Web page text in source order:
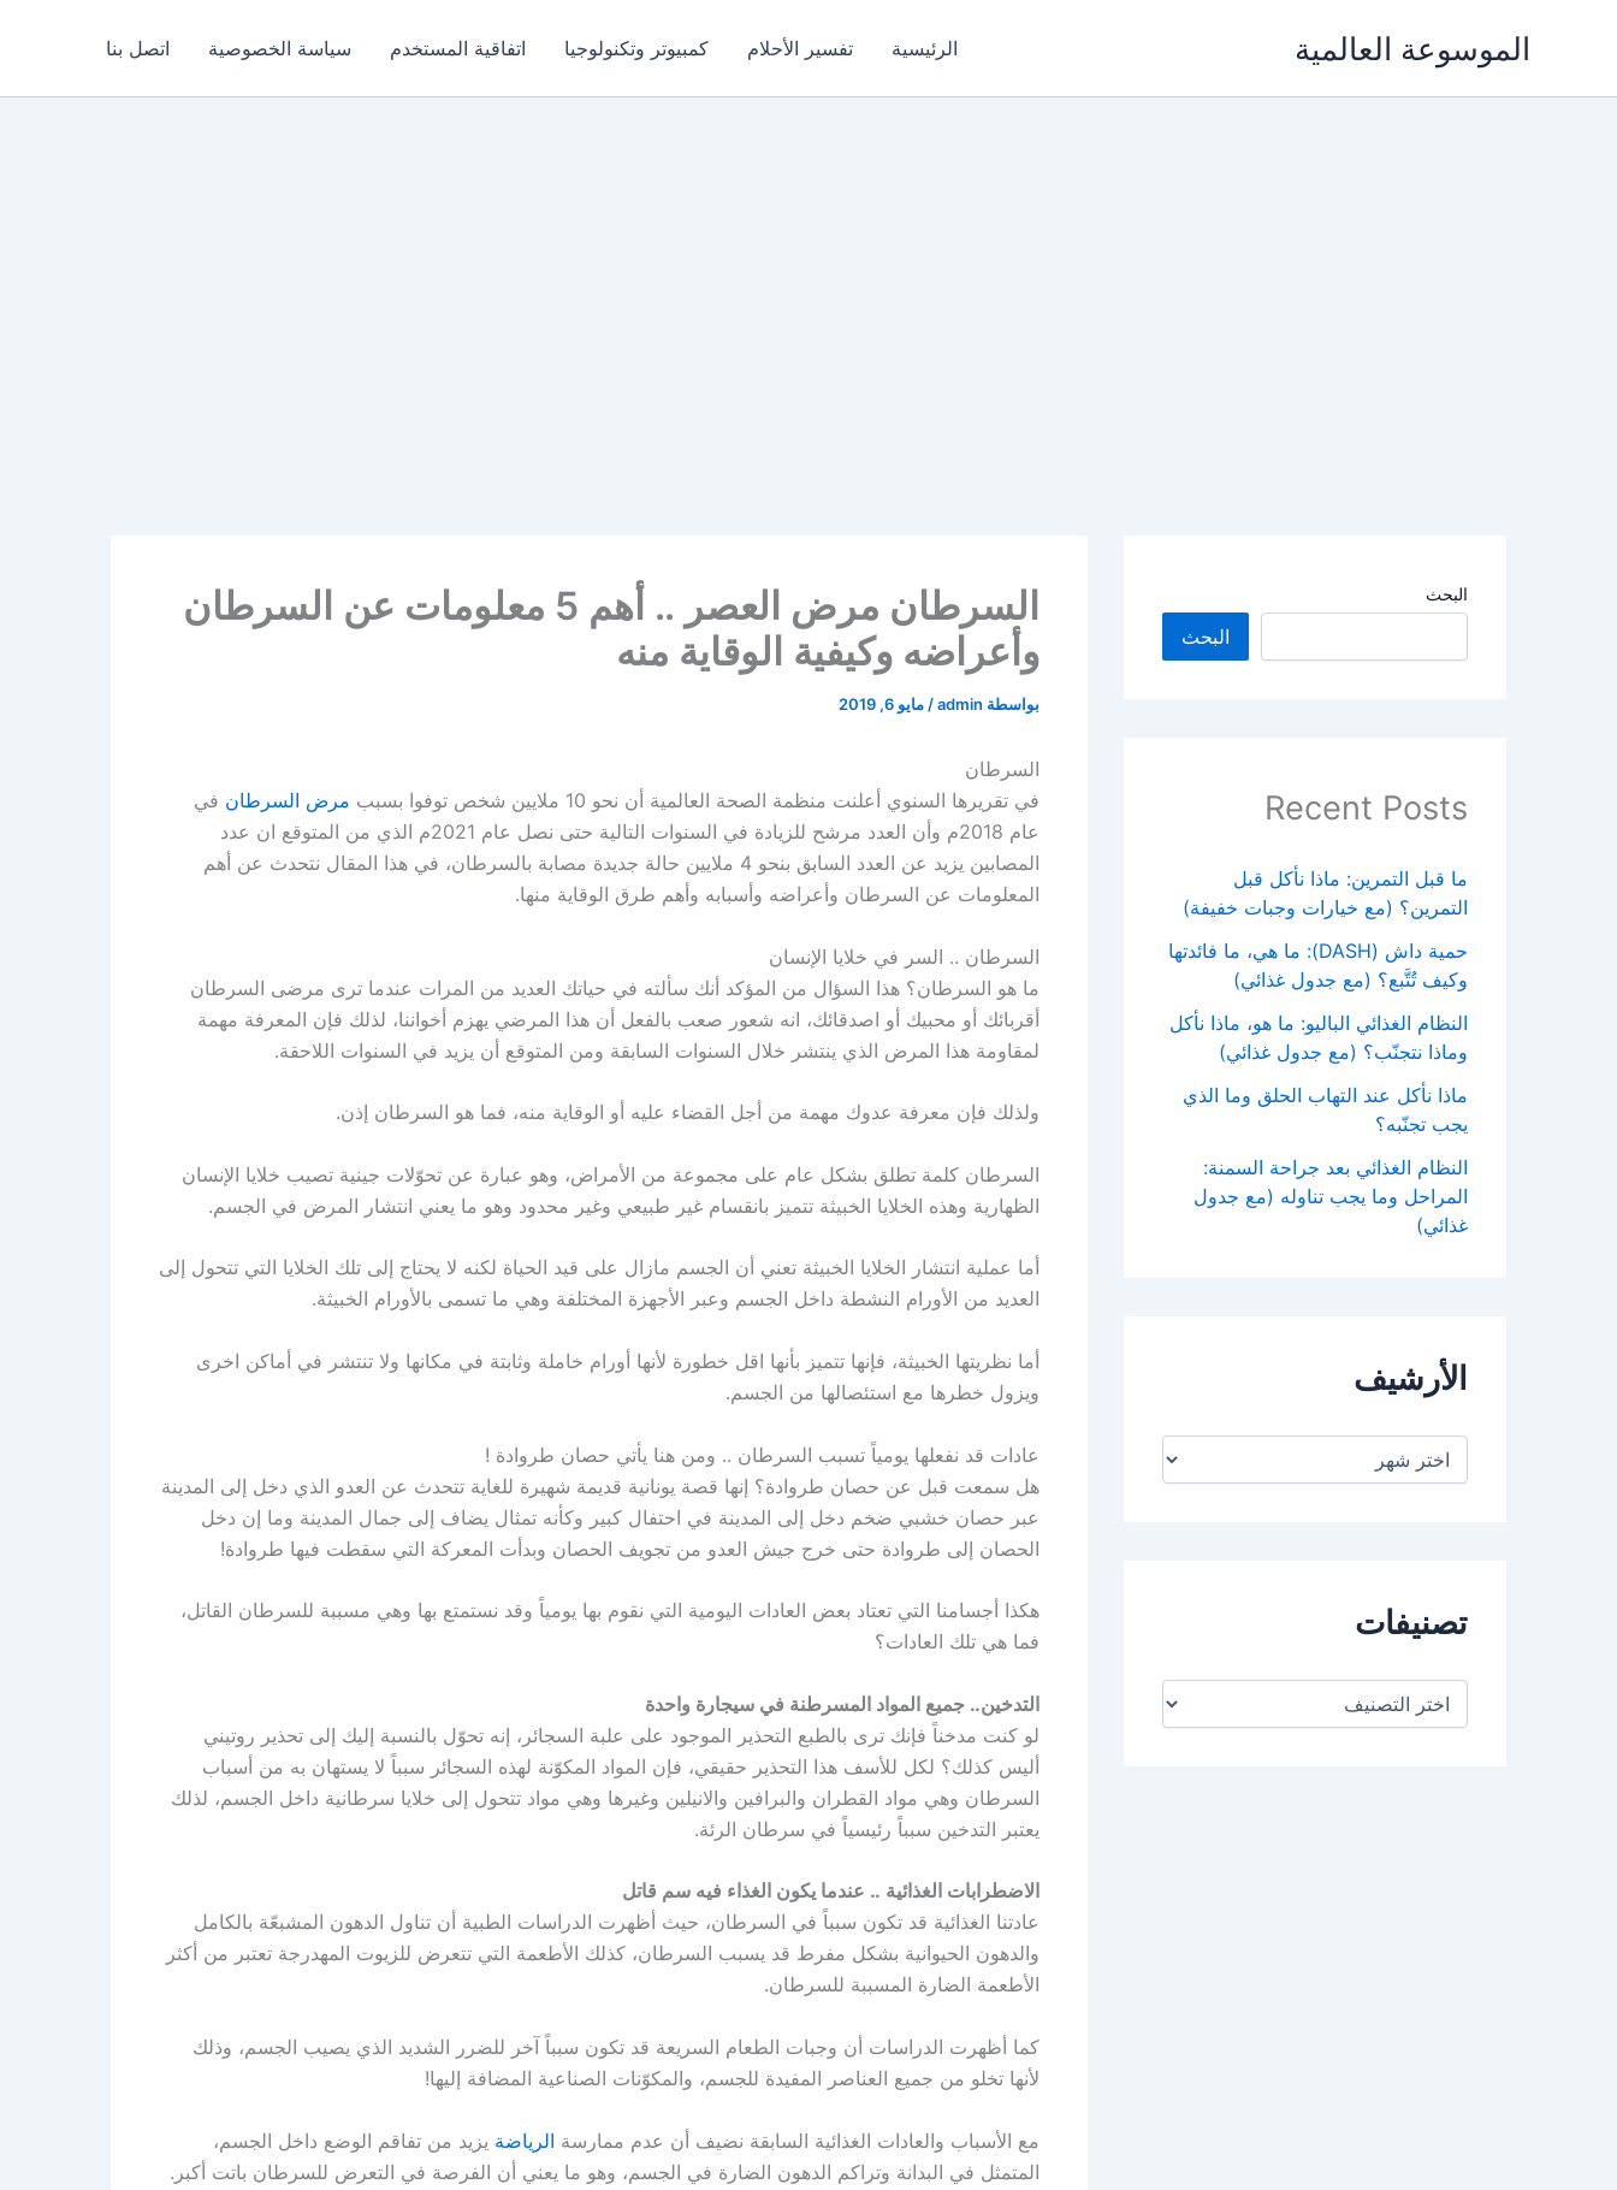
الموسوعة العالمية الرئيسية تفسير الأحلام كمبيوتر وتكنولوجيا اتفاقية المستخدم سياسة الخصوصية اتصل بنا
البحث
البحث
Recent Posts
ما قبل التمرين: ماذا نأكل قبل
التمرين؟ (مع خيارات وجبات خفيفة)
حمية داش (DASH): ما هي، ما فائدتها
وكيف تُتَّبع؟ (مع جدول غذائي)
النظام الغذائي الباليو: ما هو، ماذا نأكل
وماذا نتجنّب؟ (مع جدول غذائي)
ماذا نأكل عند التهاب الحلق وما الذي
يجب تجنّبه؟
النظام الغذائي بعد جراحة السمنة:
المراحل وما يجب تناوله (مع جدول
غذائي)
الأرشيف
تصنيفات
السرطان مرض العصر .. أهم 5 معلومات عن السرطان
وأعراضه وكيفية الوقاية منه
بواسطة admin
/ مايو 6, 2019
السرطان
في تقريرها السنوي أعلنت منظمة الصحة العالمية أن نحو 10 ملايين شخص توفوا بسبب
مرض السرطان في
عام 2018م وأن العدد مرشح للزيادة في السنوات التالية حتى نصل عام 2021م الذي من المتوقع ان عدد
المصابين يزيد عن العدد السابق بنحو 4 ملايين حالة جديدة مصابة بالسرطان، في هذا المقال نتحدث عن أهم
المعلومات عن السرطان وأعراضه وأسبابه وأهم طرق الوقاية منها.
السرطان .. السر في خلايا الإنسان
ما هو السرطان؟ هذا السؤال من المؤكد أنك سألته في حياتك العديد من المرات عندما ترى مرضى السرطان
أقربائك أو محبيك أو اصدقائك، انه شعور صعب بالفعل أن هذا المرضي يهزم أخواننا، لذلك فإن المعرفة مهمة
لمقاومة هذا المرض الذي ينتشر خلال السنوات السابقة ومن المتوقع أن يزيد في السنوات اللاحقة.
ولذلك فإن معرفة عدوك مهمة من أجل القضاء عليه أو الوقاية منه، فما هو السرطان إذن.
السرطان كلمة تطلق بشكل عام على مجموعة من الأمراض، وهو عبارة عن تحوّلات جينية تصيب خلايا الإنسان
الظهارية وهذه الخلايا الخبيثة تتميز بانقسام غير طبيعي وغير محدود وهو ما يعني انتشار المرض في الجسم.
أما عملية انتشار الخلايا الخبيثة تعني أن الجسم مازال على قيد الحياة لكنه لا يحتاج إلى تلك الخلايا التي تتحول إلى
العديد من الأورام النشطة داخل الجسم وعبر الأجهزة المختلفة وهي ما تسمى بالأورام الخبيثة.
أما نظريتها الخبيثة، فإنها تتميز بأنها اقل خطورة لأنها أورام خاملة وثابتة في مكانها ولا تنتشر في أماكن اخرى
ويزول خطرها مع استئصالها من الجسم.
عادات قد نفعلها يومياً تسبب السرطان .. ومن هنا يأتي حصان طروادة !
هل سمعت قبل عن حصان طروادة؟ إنها قصة يونانية قديمة شهيرة للغاية تتحدث عن العدو الذي دخل إلى المدينة
عبر حصان خشبي ضخم دخل إلى المدينة في احتفال كبير وكأنه تمثال يضاف إلى جمال المدينة وما إن دخل
الحصان إلى طروادة حتى خرج جيش العدو من تجويف الحصان وبدأت المعركة التي سقطت فيها طروادة!
هكذا أجسامنا التي تعتاد بعض العادات اليومية التي نقوم بها يومياً وقد نستمتع بها وهي مسببة للسرطان القاتل،
فما هي تلك العادات؟
التدخين.. جميع المواد المسرطنة في سيجارة واحدة
لو كنت مدخناً فإنك ترى بالطبع التحذير الموجود على علبة السجائر، إنه تحوّل بالنسبة إليك إلى تحذير روتيني
أليس كذلك؟ لكل للأسف هذا التحذير حقيقي، فإن المواد المكوّنة لهذه السجائر سبباً لا يستهان به من أسباب
السرطان وهي مواد القطران والبرافين والانيلين وغيرها وهي مواد تتحول إلى خلايا سرطانية داخل الجسم، لذلك
يعتبر التدخين سبباً رئيسياً في سرطان الرئة.
الاضطرابات الغذائية .. عندما يكون الغذاء فيه سم قاتل
عادتنا الغذائية قد تكون سبباً في السرطان، حيث أظهرت الدراسات الطبية أن تناول الدهون المشبعّة بالكامل
والدهون الحيوانية بشكل مفرط قد يسبب السرطان، كذلك الأطعمة التي تتعرض للزيوت المهدرجة تعتبر من أكثر
الأطعمة الضارة المسببة للسرطان.
كما أظهرت الدراسات أن وجبات الطعام السريعة قد تكون سبباً آخر للضرر الشديد الذي يصيب الجسم، وذلك
لأنها تخلو من جميع العناصر المفيدة للجسم، والمكوّنات الصناعية المضافة إليها!
مع الأسباب والعادات الغذائية السابقة نضيف أن عدم ممارسة الرياضة يزيد من تفاقم الوضع داخل الجسم،
المتمثل في البدانة وتراكم الدهون الضارة في الجسم، وهو ما يعني أن الفرصة في التعرض للسرطان باتت أكبر.